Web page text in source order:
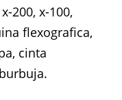
200, x-100,
flexografica,
cinta